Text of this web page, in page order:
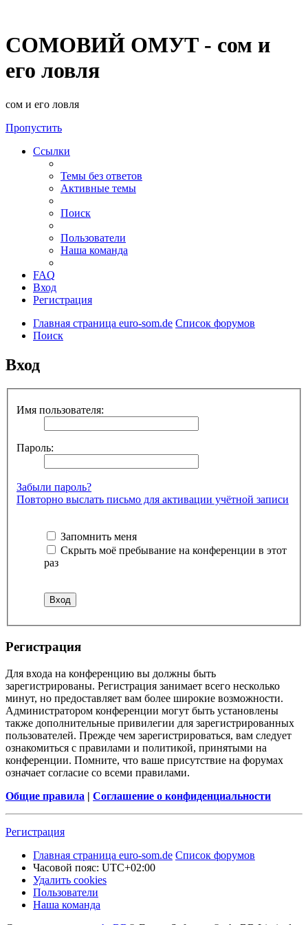
СОМОВИЙ ОМУТ - сом и
его ловля
сом и его ловля
Пропустить
Ссылки
Темы без ответов
Активные темы
Поиск
Пользователи
Наша команда
FAQ
Вход
Регистрация
Главная страница euro-som.de Список форумов
Поиск
Вход
Имя пользователя:
Пароль:
Забыли пароль?
Повторно выслать письмо для активации учётной записи
Запомнить меня
Скрыть моё пребывание на конференции в этот
раз
Регистрация
Для входа на конференцию вы должны быть
зарегистрированы. Регистрация занимает всего несколько
минут, но предоставляет вам более широкие возможности.
Администратором конференции могут быть установлены
также дополнительные привилегии для зарегистрированных
пользователей. Прежде чем зарегистрироваться, вам следует
ознакомиться с правилами и политикой, принятыми на
конференции. Помните, что ваше присутствие на форумах
означает согласие со всеми правилами.
Общие правила | Соглашение о конфиденциальности
Регистрация
Главная страница euro-som.de Список форумов
Часовой пояс: UTC+02:00
Удалить cookies
Пользователи
Наша команда